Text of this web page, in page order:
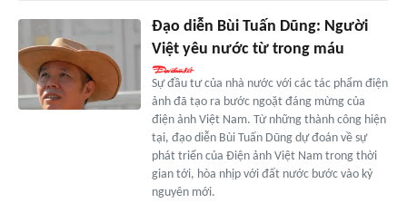
Đạo diễn Bùi Tuấn Dũng: Người
Việt yêu nước từ trong máu
Sự đầu tư của nhà nước với các tác phẩm điện
ảnh đã tạo ra bước ngoặt đáng mừng của
điện ảnh Việt Nam. Từ những thành công hiện
tại, đạo diễn Bùi Tuấn Dũng dự đoán về sự
phát triển của Điện ảnh Việt Nam trong thời
gian tới, hòa nhịp với đất nước bước vào kỷ
nguyên mới.